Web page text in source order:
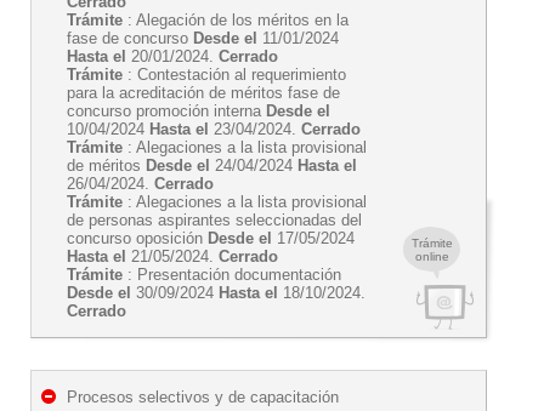
Trámite
online
Trámite : Alegación de los méritos en la
fase de concurso Desde el 11/01/2024
Hasta el 20/01/2024. Cerrado
Trámite : Contestación al requerimiento
para la acreditación de méritos fase de
concurso promoción interna Desde el
10/04/2024 Hasta el 23/04/2024. Cerrado
Trámite : Alegaciones a la lista provisional
de méritos Desde el 24/04/2024 Hasta el
26/04/2024. Cerrado
Trámite : Alegaciones a la lista provisional
de personas aspirantes seleccionadas del
concurso oposición Desde el 17/05/2024
Hasta el 21/05/2024. Cerrado
Trámite : Presentación documentación
Desde el 30/09/2024 Hasta el 18/10/2024.
Cerrado
Procesos selectivos y de capacitación